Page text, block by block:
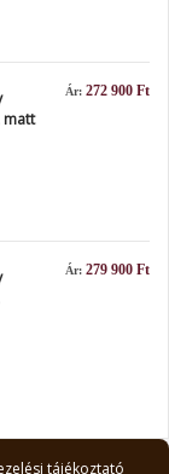
Ár: 272 900 Ft
matt
Ár: 279 900 Ft
tájékoztató